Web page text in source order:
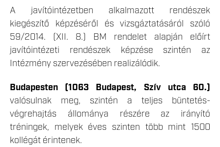
A javítóintézetben alkalmazott rendészek
kiegészítő képzéséről és vizsgáztatásáról szóló
59/2014. (XII. 8.) BM rendelet alapján előírt
javítóintézeti rendészek képzése szintén az
Intézmény szervezésében realizálódik.
Budapesten (1063 Budapest, Szív utca 60.)
valósulnak meg, szintén a teljes büntetés-
végrehajtás állománya részére az irányító
tréningek, melyek éves szinten több mint 1500
kollégát érintenek.